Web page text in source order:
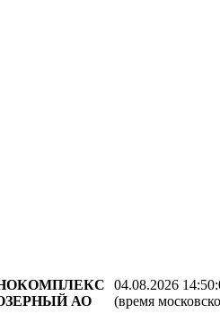
АО
04.08.2026
(время